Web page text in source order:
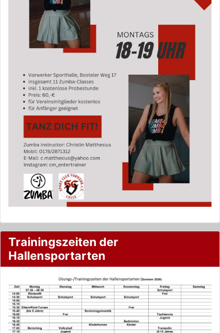
Trainingszeiten der
Hallensportarten